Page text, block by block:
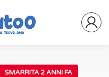
SMARRITA 2 ANNI FA